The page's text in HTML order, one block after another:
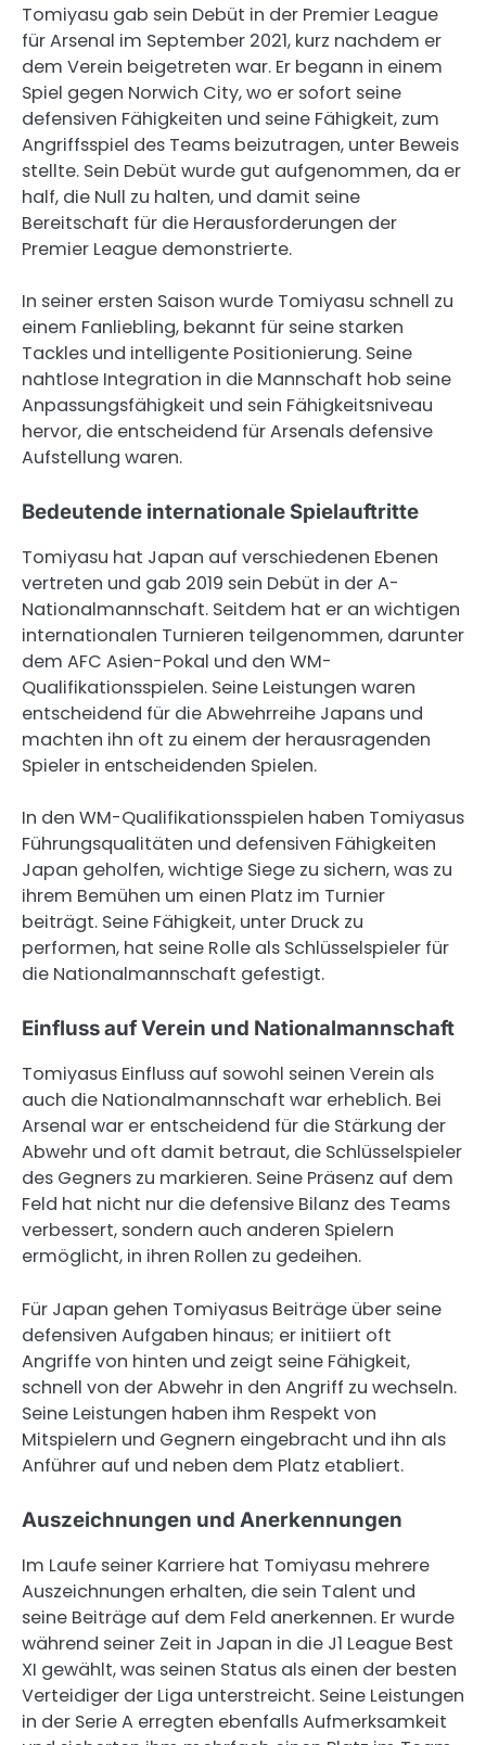
Tomiyasu gab sein Debüt in der Premier League
für Arsenal im September 2021, kurz nachdem er
dem Verein beigetreten war. Er begann in einem
Spiel gegen Norwich City, wo er sofort seine
defensiven Fähigkeiten und seine Fähigkeit, zum
Angriffsspiel des Teams beizutragen, unter Beweis
stellte. Sein Debüt wurde gut aufgenommen, da er
half, die Null zu halten, und damit seine
Bereitschaft für die Herausforderungen der
Premier League demonstrierte.
In seiner ersten Saison wurde Tomiyasu schnell zu
einem Fanliebling, bekannt für seine starken
Tackles und intelligente Positionierung. Seine
nahtlose Integration in die Mannschaft hob seine
Anpassungsfähigkeit und sein Fähigkeitsniveau
hervor, die entscheidend für Arsenals defensive
Aufstellung waren.
Bedeutende internationale Spielauftritte
Tomiyasu hat Japan auf verschiedenen Ebenen
vertreten und gab 2019 sein Debüt in der A-
Nationalmannschaft. Seitdem hat er an wichtigen
internationalen Turnieren teilgenommen, darunter
dem AFC Asien-Pokal und den WM-
Qualifikationsspielen. Seine Leistungen waren
entscheidend für die Abwehrreihe Japans und
machten ihn oft zu einem der herausragenden
Spieler in entscheidenden Spielen.
In den WM-Qualifikationsspielen haben Tomiyasus
Führungsqualitäten und defensiven Fähigkeiten
Japan geholfen, wichtige Siege zu sichern, was zu
ihrem Bemühen um einen Platz im Turnier
beiträgt. Seine Fähigkeit, unter Druck zu
performen, hat seine Rolle als Schlüsselspieler für
die Nationalmannschaft gefestigt.
Einfluss auf Verein und Nationalmannschaft
Tomiyasus Einfluss auf sowohl seinen Verein als
auch die Nationalmannschaft war erheblich. Bei
Arsenal war er entscheidend für die Stärkung der
Abwehr und oft damit betraut, die Schlüsselspieler
des Gegners zu markieren. Seine Präsenz auf dem
Feld hat nicht nur die defensive Bilanz des Teams
verbessert, sondern auch anderen Spielern
ermöglicht, in ihren Rollen zu gedeihen.
Für Japan gehen Tomiyasus Beiträge über seine
defensiven Aufgaben hinaus; er initiiert oft
Angriffe von hinten und zeigt seine Fähigkeit,
schnell von der Abwehr in den Angriff zu wechseln.
Seine Leistungen haben ihm Respekt von
Mitspielern und Gegnern eingebracht und ihn als
Anführer auf und neben dem Platz etabliert.
Auszeichnungen und Anerkennungen
Im Laufe seiner Karriere hat Tomiyasu mehrere
Auszeichnungen erhalten, die sein Talent und
seine Beiträge auf dem Feld anerkennen. Er wurde
während seiner Zeit in Japan in die J1 League Best
XI gewählt, was seinen Status als einen der besten
Verteidiger der Liga unterstreicht. Seine Leistungen
in der Serie A erregten ebenfalls Aufmerksamkeit